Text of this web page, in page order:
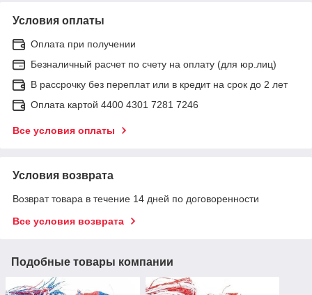
Условия оплаты
Оплата при получении
Безналичный расчет по счету на оплату (для юр.лиц)
В рассрочку без переплат или в кредит на срок до 2 лет
Оплата картой 4400 4301 7281 7246
Все условия оплаты
Условия возврата
Возврат товара в течение 14 дней по договоренности
Все условия возврата
Подобные товары компании